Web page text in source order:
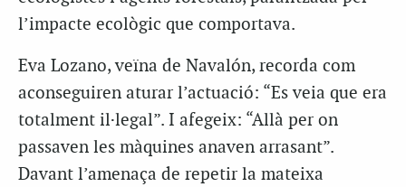
l’impacte ecològic que comportava.
Eva Lozano, veïna de Navalón, recorda com
aconseguiren aturar l’actuació: “Es veia que era
totalment il·legal”. I afegeix: “Allà per on
passaven les màquines anaven arrasant”.
Davant l’amenaça de repetir la mateixa